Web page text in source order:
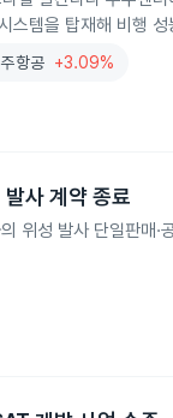
스템을 탑재해 비행
항공 +3.09%
사 계약 종료
위성 발사 단일판매